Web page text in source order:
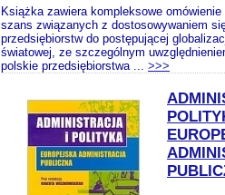
Książka zawiera kompleksowe omówienie
szans związanych z dostosowywaniem
przedsiębiorstw do postępującej
światowej, ze szczególnym
polskie przedsiębiorstwa ... >>>